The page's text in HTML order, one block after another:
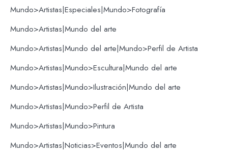
Mundo>Artistas|Especiales|Mundo>Fotografía
Mundo>Artistas|Mundo del arte
Mundo>Artistas|Mundo del arte|Mundo>Perfil de Artista
Mundo>Artistas|Mundo>Escultura|Mundo del arte
Mundo>Artistas|Mundo>Ilustración|Mundo del arte
Mundo>Artistas|Mundo>Perfil de Artista
Mundo>Artistas|Mundo>Pintura
Mundo>Artistas|Noticias>Eventos|Mundo del arte